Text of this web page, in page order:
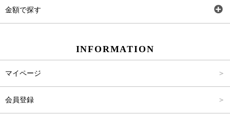
金額で探す
INFORMATION
マイページ
会員登録